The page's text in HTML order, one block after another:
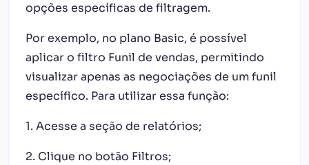
opções específicas de filtragem.
Por exemplo, no plano Basic, é possível
aplicar o filtro Funil de vendas, permitindo
visualizar apenas as negociações de um funil
específico. Para utilizar essa função:
1. Acesse a seção de relatórios;
2. Clique no botão Filtros;